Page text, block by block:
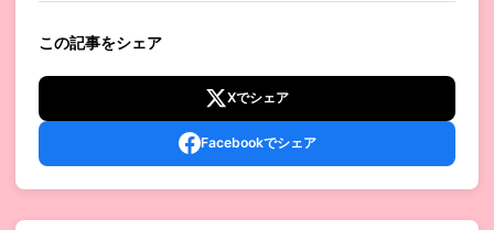
この記事をシェア
Xでシェア
Facebookでシェア